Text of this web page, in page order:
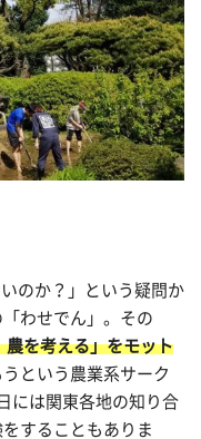
いのか？」という疑問か
わせでん」。その
を考える」をモット
という農業系サーク
には関東各地の知り合
することもありま